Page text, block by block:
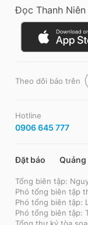
Đọc Thanh
Theo dõi báo trên
Hotline
0906 645 777
Đặt báo Quảng
Tổng biên tập:
Phó tổng biên tập
Phó tổng biên tập:
Phó tổng biên tập: